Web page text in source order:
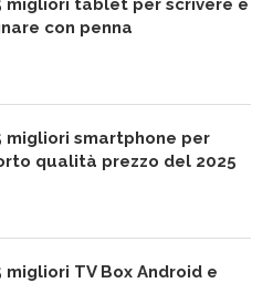
migliori tablet per scrivere e
con penna
migliori smartphone per
qualità prezzo del 2025
migliori TV Box Android e